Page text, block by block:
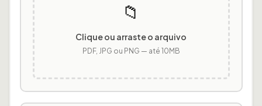
📁
Clique ou arraste o arquivo
PDF, JPG ou PNG — até 10MB